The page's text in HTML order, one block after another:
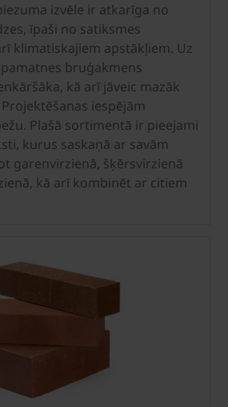
izvēle ir atkarīga no
īpaši no satiksmes
klimatiskajiem apstākļiem. Uz
bruģakmens
kā arī jāveic mazāk
iespējām
Plašā sortimentā ir pieejami
kurus saskaņā ar savām
garenvirzienā, šķērsvirzienā
kā arī kombinēt ar citiem